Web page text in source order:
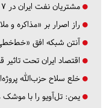
مشتریان نفت ایران در ۷ سال گذشته +فیلم
راز اصرار بر «مذاکره
آنتن شبکه افق
اقتصاد ایران تحت تاثیر
خلع سلاح حزب‌الله
یمن: تل‌آویو را با